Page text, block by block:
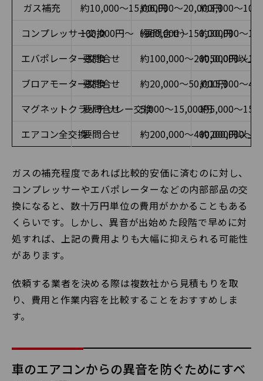
ガス補充
約10,000〜15,000円約6,000〜20,000円約3,000〜
コンプレッサー交換100,000円〜（要問合せ）
約60,000〜150,000円
約30,000〜
エバポレーター交換
要問合せ 約100,000〜200,000円以上
約50,000〜
ブロアモーター交換
要問合せ 約20,000〜50,000円
約15,000〜
マグネットクラッチリレー交換
要問合せ 5,000〜15,000円約5,000〜
エアコン全交換要問合せ 約200,000〜400,000円以上
約200,000〜
ガスの補充程度であれば比較的安価に済むのに対し、
コンプレッサーやエバポレーターなどの内部部品の交
換になると、数十万円単位の費用がかかることもある
くらいです。しかし、異音が出始めた段階で早めに対
処すれば、上記の費用よりも大幅に抑えられる可能性
があります。
依頼する業者を決める際は複数社から見積もりを取
り、費用と作業内容を比較することをおすすめしま
す。
車のエアコンからの異音を防ぐためにすべ